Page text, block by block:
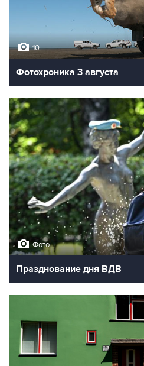
10
Фотохроника 3 августа
Фото
Празднование дня ВДВ